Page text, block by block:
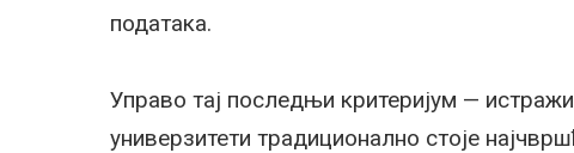
података.
Управо тај последњи критеријум —
универзитети традиционално стоје